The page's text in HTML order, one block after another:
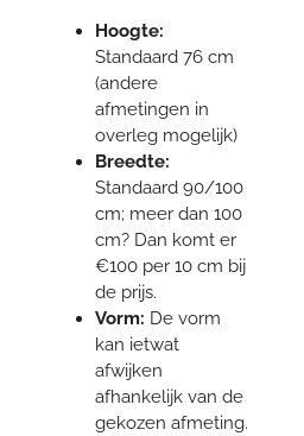
Hoogte:
Standaard 76 cm
(andere
afmetingen in
overleg mogelijk)
Breedte:
Standaard 90/100
cm; meer dan 100
cm? Dan komt er
€100 per 10 cm bij
de prijs.
Vorm: De vorm
kan ietwat
afwijken
afhankelijk van de
gekozen afmeting.